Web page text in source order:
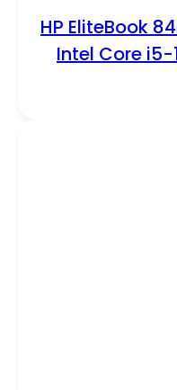
HP EliteBook
Intel Core i5-